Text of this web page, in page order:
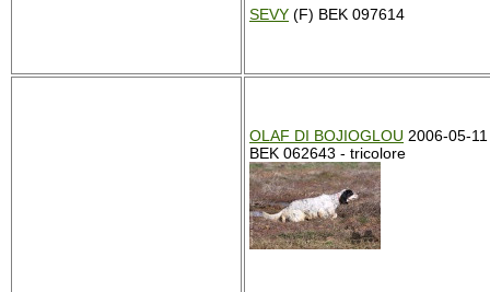
SEVY (F) BEK 097614
OLAF DI BOJIOGLOU 2006-05-
BEK 062643 - tricolore